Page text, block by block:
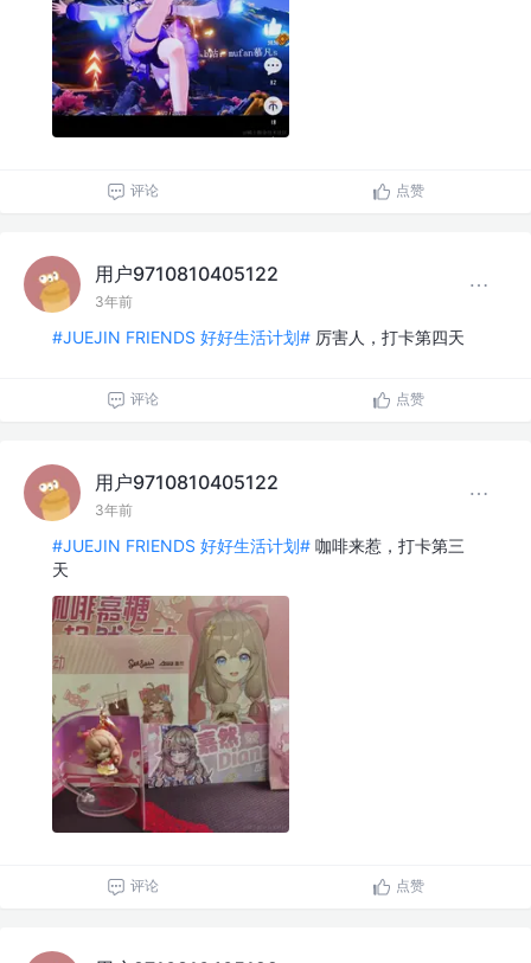
评论 点赞
用户9710810405122
3年前
#JUEJIN FRIENDS 好好生活计划# 厉害人，打卡第四天
评论 点赞
用户9710810405122
3年前
#JUEJIN FRIENDS 好好生活计划# 咖啡来惹，打卡第三
天
评论 点赞